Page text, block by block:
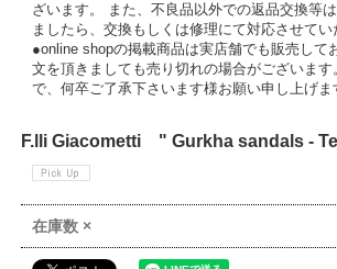
ざいます。 また、不良品以外での返品交換等
ましたら、交換もしくは修理にて対応させてい
●online shopの掲載商品は実店舗でも販売し
文を頂きましても売り切れの場合がございま
で、何卒ご了承下さいます様お願い申し上げま
F.lli Giacometti " Gurkha sandals -
在庫数 ×